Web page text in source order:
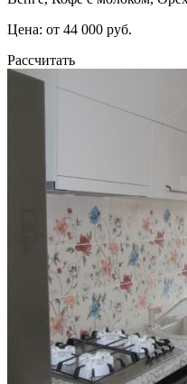
Цена: от 44 000 руб.
Рассчитать